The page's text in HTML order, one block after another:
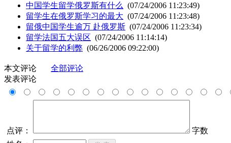
中国学生留学俄罗斯有什么 (07/24/2006 11:23:49)
留学生在俄罗斯学习的最大 (07/24/2006 11:23:48)
留俄中国学生逾万 赴俄罗斯 (07/24/2006 11:23:34)
留学法国五大误区 (07/24/2006 11:14:14)
关于留学的利弊 (06/26/2006 09:22:00)
本文评论
全部评论
发表评论
点评：
字数